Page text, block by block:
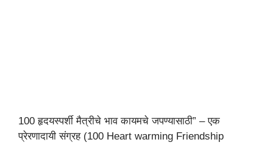
100 हृदयस्पर्शी मैत्रीचे भाव कायमचे जपण्यासाठी” – एक
प्रेरणादायी संग्रह (100 Heart warming Friendship